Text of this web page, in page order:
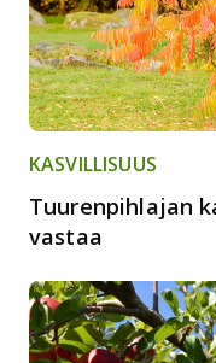
KASVILLISUUS
Tuurenpihlajan
vastaa